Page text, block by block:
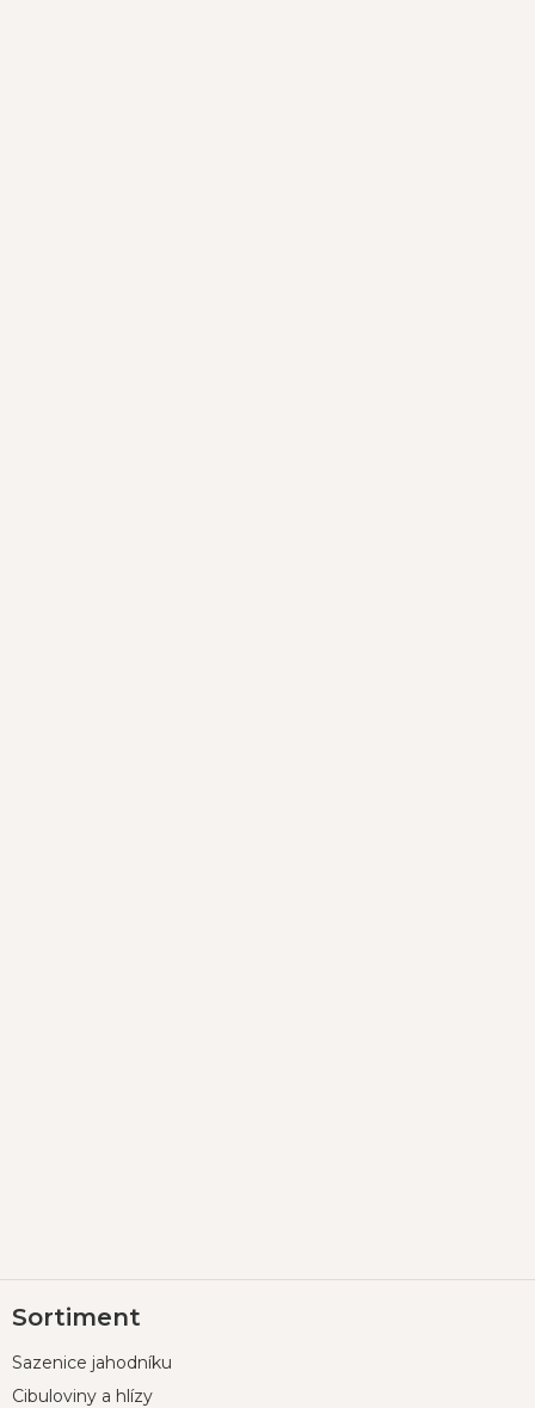
á
a
Sortiment
Sazenice jahodníku
Cibuloviny a hlízy